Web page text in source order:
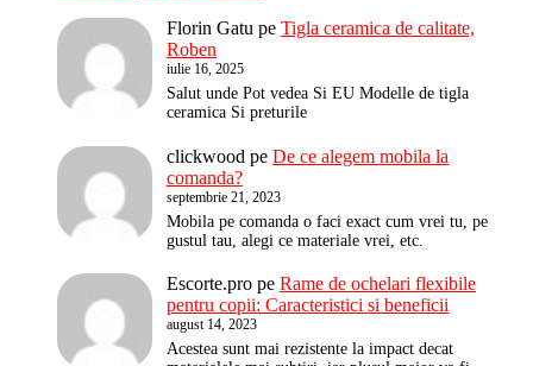
Florin Gatu pe Tigla ceramica de calitate,
Roben
iulie 16, 2025
Salut unde Pot vedea Si EU Modelle de tigla
ceramica Si preturile
clickwood pe De ce alegem mobila la
comanda?
septembrie 21, 2023
Mobila pe comanda o faci exact cum vrei tu, pe
gustul tau, alegi ce materiale vrei, etc.
Escorte.pro pe Rame de ochelari flexibile
pentru copii: Caracteristici si beneficii
august 14, 2023
Acestea sunt mai rezistente la impact decat